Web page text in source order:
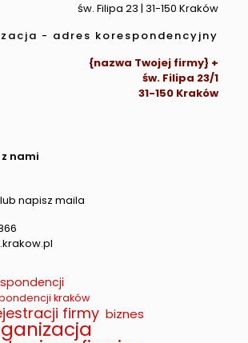
św. Filipa 23 | 31-150 Kraków
- adres korespondencyjny
{nazwa Twojej firmy} +
św. Filipa 23/1
31-150 Kraków
nami
napisz maila
kraków
firmy biznes